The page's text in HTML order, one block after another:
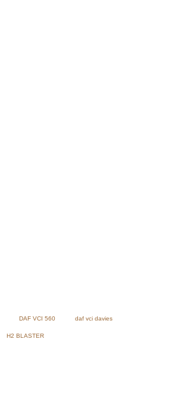
DAF VCI 560 daf vci davies
H2 BLASTER